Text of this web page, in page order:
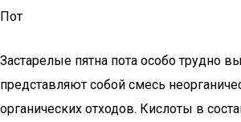
Пот
Застарелые пятна пота особо трудно
представляют собой смесь
органических отходов. Кислоты в